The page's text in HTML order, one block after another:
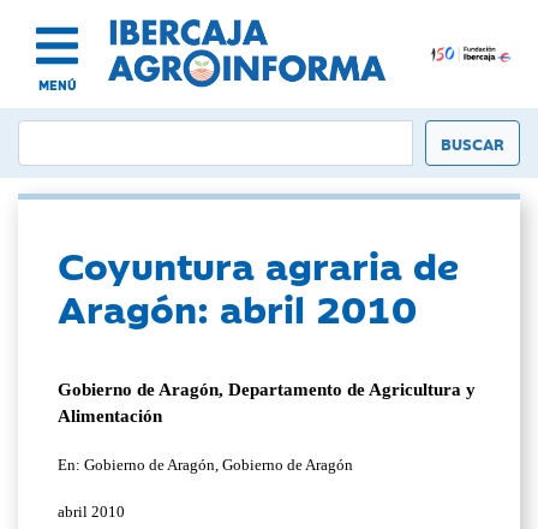
MENÚ
Coyuntura agraria de
Aragón: abril 2010
Gobierno de Aragón, Departamento de Agricultura y
Alimentación
En: Gobierno de Aragón, Gobierno de Aragón
abril 2010